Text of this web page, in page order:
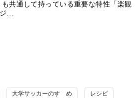
共通して持っている重要な特性「楽観
ジ…
大学サッカーのすゝめ レシピ